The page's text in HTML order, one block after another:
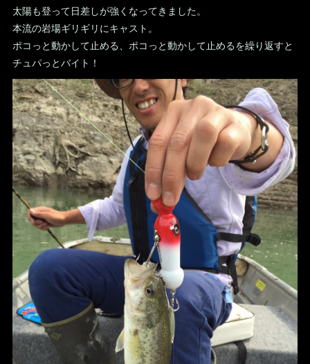
太陽も登って日差しが強くなってきました。
本流の岩場ギリギリにキャスト。
ポコっと動かして止める、ポコっと動かして止めるを繰り返すと
チュパっとバイト！